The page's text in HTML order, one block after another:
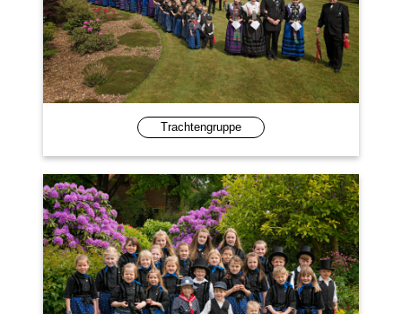
Trachtengruppe